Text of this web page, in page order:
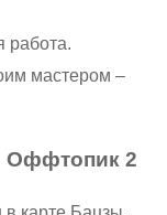
работа.
мастером –
Оффтопик 2